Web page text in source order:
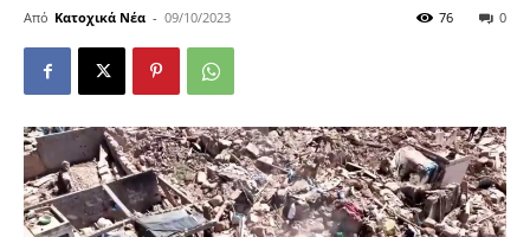
Από Κατοχικά Νέα - 09/10/2023 0
76